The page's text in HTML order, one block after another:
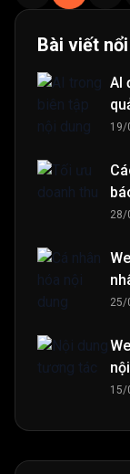
Bài viết
AI
19/
28/
25/
15/